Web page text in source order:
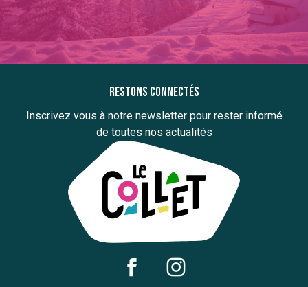
Restons connectés
Inscrivez vous à notre newsletter pour rester informé
de toutes nos actualités